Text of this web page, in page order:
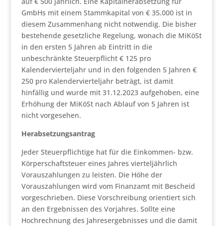
GmbHs mit einem Stammkapital von € 35.000 ist in
diesem Zusammenhang nicht notwendig. Die bisher
bestehende gesetzliche Regelung, wonach die MiKöSt
in den ersten 5 Jahren ab Eintritt in die
unbeschränkte Steuerpflicht € 125 pro
Kalendervierteljahr und in den folgenden 5 Jahren €
250 pro Kalendervierteljahr beträgt, ist damit
hinfällig und wurde mit 31.12.2023 aufgehoben, eine
Erhöhung der MiKöSt nach Ablauf von 5 Jahren ist
nicht vorgesehen.
Herabsetzungsantrag
Jeder Steuerpflichtige hat für die Einkommen- bzw.
Körperschaftsteuer eines Jahres vierteljährlich
Vorauszahlungen zu leisten. Die Höhe der
Vorauszahlungen wird vom Finanzamt mit Bescheid
vorgeschrieben. Diese Vorschreibung orientiert sich
an den Ergebnissen des Vorjahres. Sollte eine
Hochrechnung des Jahresergebnisses und die damit